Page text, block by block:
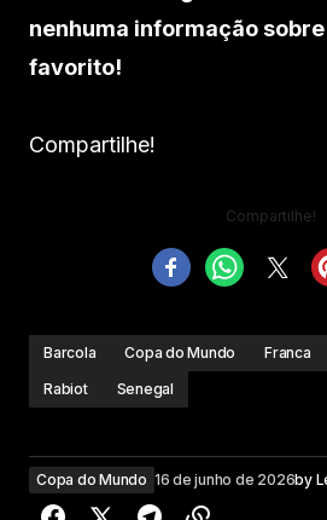
nenhuma informação
favorito!
Compartilhe!
Compartilhe!
Barcola Copa do Mundo Franca
Rabiot
Senegal
Copa do Mundo 16 de junho de 2026by